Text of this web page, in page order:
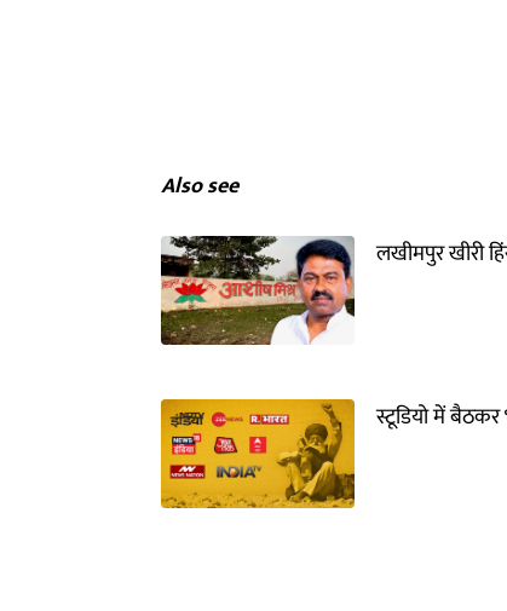
Also see
लखीमपुर खीरी
स्टूडियो में